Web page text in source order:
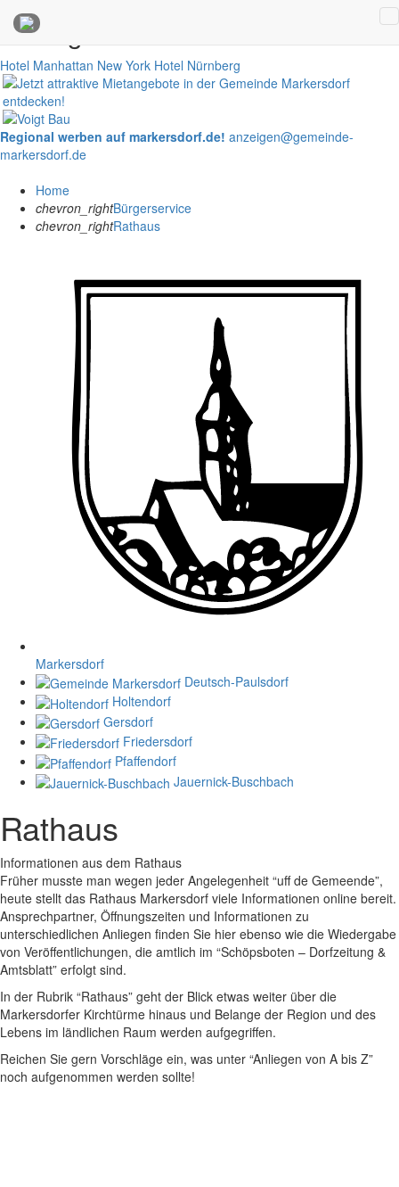
Anzeigen
Hotel Manhattan New York Hotel Nürnberg
Regional werben auf markersdorf.de! anzeigen@gemeinde-
markersdorf.de
Home
chevron_rightBürgerservice
chevron_rightRathaus
Markersdorf
Deutsch-Paulsdorf
Holtendorf
Gersdorf
Friedersdorf
Pfaffendorf
Jauernick-Buschbach
Rathaus
Informationen aus dem Rathaus
Früher musste man wegen jeder Angelegenheit “uff de Gemeende”,
heute stellt das Rathaus Markersdorf viele Informationen online bereit.
Ansprechpartner, Öffnungszeiten und Informationen zu
unterschiedlichen Anliegen finden Sie hier ebenso wie die Wiedergabe
von Veröffentlichungen, die amtlich im “Schöpsboten – Dorfzeitung &
Amtsblatt” erfolgt sind.
In der Rubrik “Rathaus” geht der Blick etwas weiter über die
Markersdorfer Kirchtürme hinaus und Belange der Region und des
Lebens im ländlichen Raum werden aufgegriffen.
Reichen Sie gern Vorschläge ein, was unter “Anliegen von A bis Z”
noch aufgenommen werden sollte!